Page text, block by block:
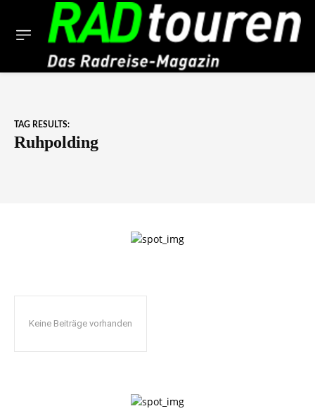
TAG RESULTS:
Ruhpolding
Keine Beiträge vorhanden